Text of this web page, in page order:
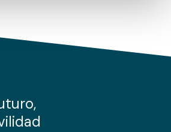
que haga del sitio web con
redes sociales, publicidad y análisis